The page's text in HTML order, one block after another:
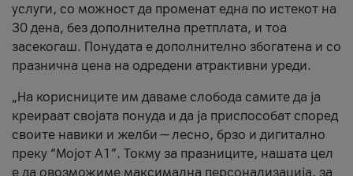
услуги, со можност да променат една по истекот на
30 дена, без дополнителна претплата, и тоа
засекогаш. Понудата е дополнително збогатена и со
празнична цена на одредени атрактивни уреди.
„На корисниците им даваме слобода самите да ја
креираат својата понуда и да ја приспособат според
своите навики и желби — лесно, брзо и дигитално
преку “Мојот А1”. Токму за празниците, нашата цел
е да овозможиме максимална персонализација, за